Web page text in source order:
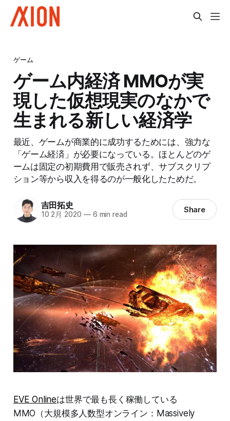
ゲーム
ゲーム内経済 MMOが実
現した仮想現実のなかで
生まれる新しい経済学
最近、ゲームが商業的に成功するためには、強力な
「ゲーム経済」が必要になっている。ほとんどのゲ
ームは固定の初期費用で販売されず、サブスクリプ
ション等から収入を得るのが一般化したためだ。
吉田拓史
10 2月 2020 —6 min read Share
EVE Onlineは世界で最も長く稼働している
MMO（大規模多人数型オンライン：Massively